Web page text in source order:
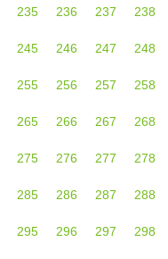
235 236 237 238
245 246 247 248
255 256 257 258
265 266 267 268
275 276 277 278
285 286 287 288
295 296 297 298